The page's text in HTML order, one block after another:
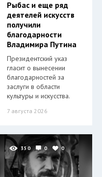
Рыбас и еще ряд
деятелей искусств
получили
благодарности
Владимира Путина
Президентский указ
гласит о вынесении
благодарностей за
заслуги в области
культуры и искусства.
7 августа 2026
350 0 0